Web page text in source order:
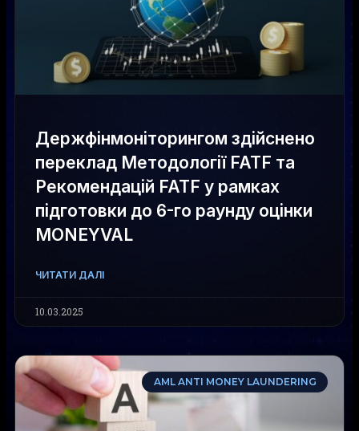
Держфінмоніторингом здійснено
переклад Методології FATF та
Рекомендацій FATF у рамках
підготовки до 6-го раунду оцінки
MONEYVAL
ЧИТАТИ ДАЛІ
10.03.2025
AML ANTI MONEY LAUNDERING